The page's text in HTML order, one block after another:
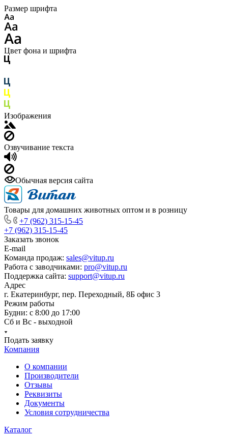
Размер шрифта
Цвет фона и шрифта
Изображения
Озвучивание текста
Обычная версия сайта
Товары для домашних животных оптом и в розницу
+7 (962) 315-15-45
+7 (962) 315-15-45
Заказать звонок
E-mail
Команда продаж: sales@vitup.ru
Работа с заводчиками: pro@vitup.ru
Поддержка сайта: support@vitup.ru
Адрес
г. Екатеринбург, пер. Переходный, 8Б офис 3
Режим работы
Будни: с 8:00 до 17:00
Сб и Вс - выходной
Подать заявку
Компания
О компании
Производители
Отзывы
Реквизиты
Документы
Условия сотрудничества
Каталог